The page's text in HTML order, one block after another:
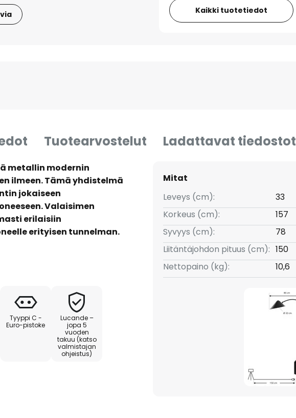
Kaikki tuotetiedot
Tuotearvostelut Ladattavat tiedostot
metallin modernin
ilmeen. Tämä yhdistelmä
jokaiseen
Valaisimen
erilaisiin
erityisen tunnelman.
arvokasta ulkonäköä ja
lattiavalaisin vakuuttaa
marmorista valmistettu
kestävyyden. Tämä valaisin
design-esine, joka
Ihanteellinen
tunnelmaa.
Tyyppi C -
Euro-pistoke
Lucande –
jopa 5
vuoden
takuu (katso
valmistajan
ohjeistus)
Mitat
Leveys (cm):
33
Korkeus (cm):
157
Syvyys (cm):
78
Liitäntäjohdon pituus (cm): 150
Nettopaino (kg):
10,6